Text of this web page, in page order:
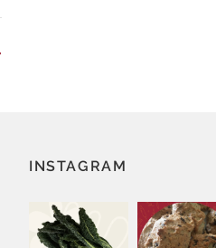
INSTAGRAM